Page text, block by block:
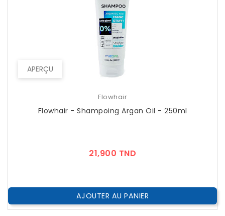
APERÇU
Flowhair
Flowhair - Shampoing Argan Oil - 250ml
21,900 TND
AJOUTER AU PANIER